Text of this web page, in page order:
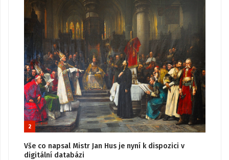
2
Vše co napsal Mistr Jan Hus je nyní k dispozici v
digitální databázi